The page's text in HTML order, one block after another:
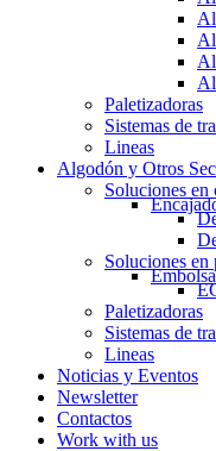
Paletizadoras
Sistemas de
Lineas
Algodón y Otros
Soluciones en
Soluciones
Paletizadoras
Sistemas de
Lineas
Noticias y Eventos
Newsletter
Contactos
Work with us